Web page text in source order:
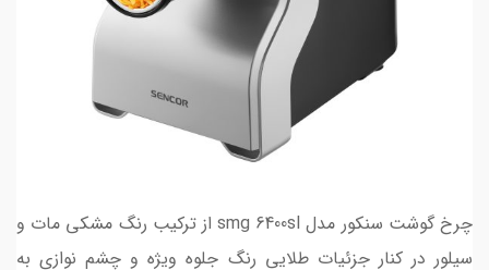
چرخ گوشت سنکور مدل smg 6400sl از ترکیب رنگ مشکی مات و
سیلور در کنار جزئیات طلایی رنگ جلوه ویژه و چشم نوازی به